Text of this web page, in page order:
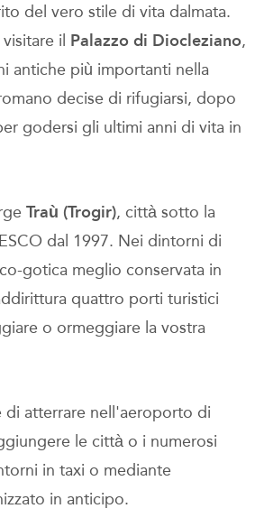
del vero stile di vita dalmata.
il Palazzo di Diocleziano,
antiche più importanti nella
decise di rifugiarsi, dopo
godersi gli ultimi anni di vita in
Traù (Trogir), città sotto la
dal 1997. Nei dintorni di
gotica meglio conservata in
quattro porti turistici
o ormeggiare la vostra
di atterrare nell'aeroporto di
le città o i numerosi
in taxi o mediante
in anticipo.